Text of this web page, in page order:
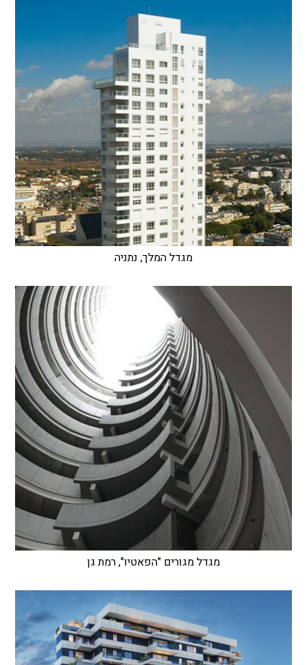
מגדל המלך, נתניה
מגדל מגורים "הפאטיו", רמת גן